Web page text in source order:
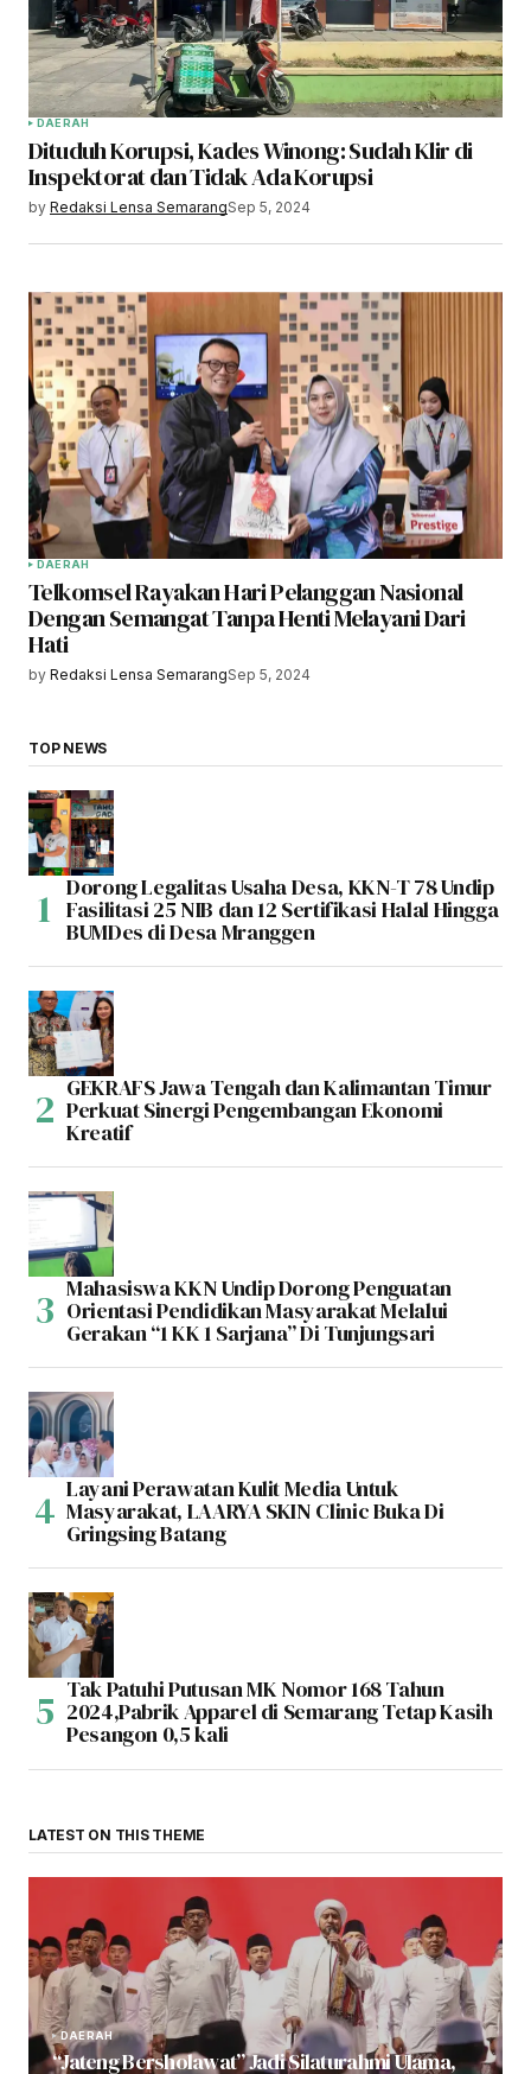
DAERAH
Dituduh Korupsi, Kades Winong: Sudah Klir di
Inspektorat dan Tidak Ada Korupsi
by Redaksi Lensa SemarangSep 5, 2024
DAERAH
Telkomsel Rayakan Hari Pelanggan Nasional
Dengan Semangat Tanpa Henti Melayani Dari
Hati
by Redaksi Lensa SemarangSep 5, 2024
TOP NEWS
Dorong Legalitas Usaha Desa, KKN-T 78 Undip
Fasilitasi 25 NIB dan 12 Sertifikasi Halal Hingga
BUMDes di Desa Mranggen
GEKRAFS Jawa Tengah dan Kalimantan Timur
Perkuat Sinergi Pengembangan Ekonomi
Kreatif
Mahasiswa KKN Undip Dorong Penguatan
Orientasi Pendidikan Masyarakat Melalui
Gerakan “1 KK 1 Sarjana” Di Tunjungsari
Layani Perawatan Kulit Media Untuk
Masyarakat, LAARYA SKIN Clinic Buka Di
Gringsing Batang
Tak Patuhi Putusan MK Nomor 168 Tahun
2024,Pabrik Apparel di Semarang Tetap Kasih
Pesangon 0,5 kali
LATEST ON THIS THEME
DAERAH
“Jateng Bersholawat” Jadi Silaturahmi Ulama,